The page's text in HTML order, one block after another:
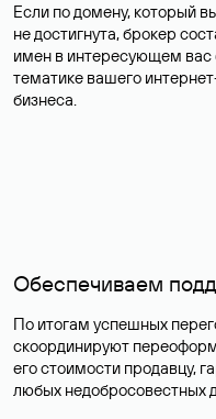
Если по домену, который
не достигнута, брокер
имен в интересующем
тематике вашего
бизнеса.
Обеспечиваем
По итогам успешных
скоординируют
его стоимости продавцу,
любых недобросовестных